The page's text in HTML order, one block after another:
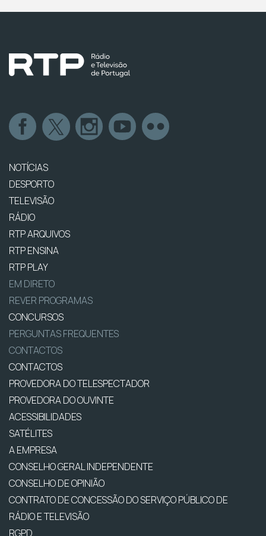
NOTÍCIAS
DESPORTO
TELEVISÃO
RÁDIO
RTP ARQUIVOS
RTP ENSINA
RTP PLAY
EM DIRETO
REVER PROGRAMAS
CONCURSOS
PERGUNTAS FREQUENTES
CONTACTOS
CONTACTOS
PROVEDORA DO TELESPECTADOR
PROVEDORA DO OUVINTE
ACESSIBILIDADES
SATÉLITES
A EMPRESA
CONSELHO GERAL INDEPENDENTE
CONSELHO DE OPINIÃO
CONTRATO DE CONCESSÃO DO SERVIÇO PÚBLICO DE
RÁDIO E TELEVISÃO
RGPD